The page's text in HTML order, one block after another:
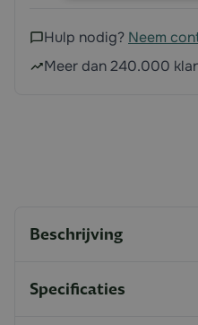
Hulp nodig? Neem
Meer dan 240.000
Beschrijving
Specificaties